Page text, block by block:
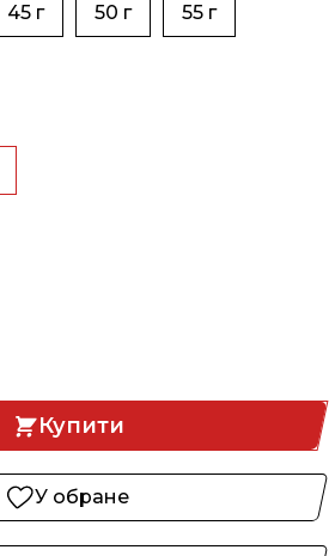
45 г 50 г 55 г
Купити
У обране